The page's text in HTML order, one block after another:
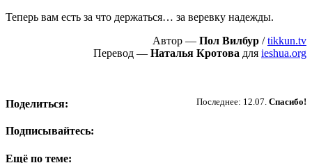
Теперь вам есть за что держаться… за веревку надежды.
Автор — Пол Вилбур /tikkun.tv
Перевод — Наталья Кротова для ieshua.org
Последнее: 12.07. Спасибо!
Поделиться:
Подписывайтесь:
Ещё по теме: